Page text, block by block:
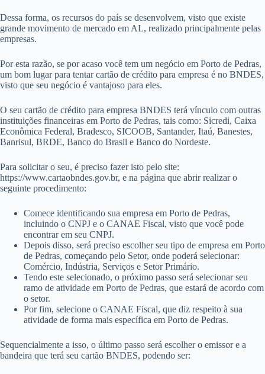
Dessa forma, os recursos do país se desenvolvem, visto que existe
grande movimento de mercado em AL, realizado principalmente pelas
empresas.
Por esta razão, se por acaso você tem um negócio em Porto de Pedras,
um bom lugar para tentar cartão de crédito para empresa é no BNDES,
visto que seu negócio é vantajoso para eles.
O seu cartão de crédito para empresa BNDES terá vínculo com outras
instituições financeiras em Porto de Pedras, tais como: Sicredi, Caixa
Econômica Federal, Bradesco, SICOOB, Santander, Itaú, Banestes,
Banrisul, BRDE, Banco do Brasil e Banco do Nordeste.
Para solicitar o seu, é preciso fazer isto pelo site:
https://www.cartaobndes.gov.br, e na página que abrir realizar o
seguinte procedimento:
Comece identificando sua empresa em Porto de Pedras,
incluindo o CNPJ e o CANAE Fiscal, visto que você pode
encontrar em seu CNPJ.
Depois disso, será preciso escolher seu tipo de empresa em Porto
de Pedras, começando pelo Setor, onde poderá selecionar:
Comércio, Indústria, Serviços e Setor Primário.
Tendo este selecionado, o próximo passo será selecionar seu
ramo de atividade em Porto de Pedras, que estará de acordo com
o setor.
Por fim, selecione o CANAE Fiscal, que diz respeito à sua
atividade de forma mais específica em Porto de Pedras.
Sequencialmente a isso, o último passo será escolher o emissor e a
bandeira que terá seu cartão BNDES, podendo ser: